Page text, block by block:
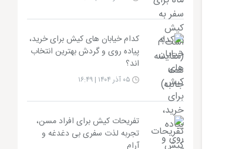
کدام خیابان های کیش برای خرید،
پیاده روی و گردش بهترین انتخاب
اند؟
تفریحات کیش برای افراد مسن،
تجربه لذت سفری بی دغدغه و
آرام